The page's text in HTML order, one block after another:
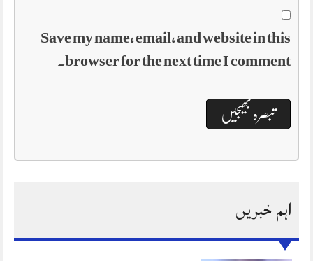
Save my name, email, and website in this
browser for the next time I comment.
اہم خبریں